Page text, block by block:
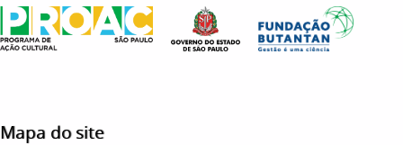
Mapa do site